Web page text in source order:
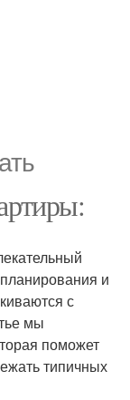
и
с
мы
поможет
типичных